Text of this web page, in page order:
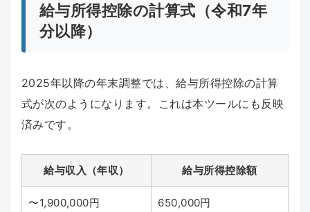
給与所得控除の計算式（令和7年
分以降）
2025年以降の年末調整では、給与所得控除の計算
式が次のようになります。これは本ツールにも反映
済みです。
給与収入（年収） 給与所得控除額
〜1,900,000円 650,000円